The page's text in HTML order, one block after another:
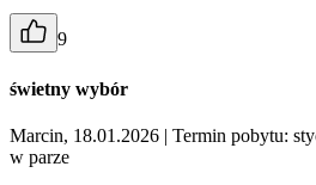
9
świetny wybór
Marcin, 18.01.2026 | Termin pobytu:
w parze